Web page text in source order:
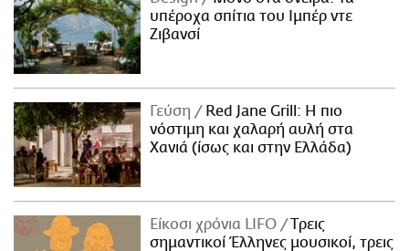
υπέροχα σπίτια του Ιμπέρ ντε
Ζιβανσί
Γεύση
Red Jane Grill: Η πιο
νόστιμη και χαλαρή αυλή στα
Χανιά (ίσως και στην Ελλάδα)
Είκοσι χρόνια LIFO
Tρεις
σημαντικοί Έλληνες μουσικοί, τρεις